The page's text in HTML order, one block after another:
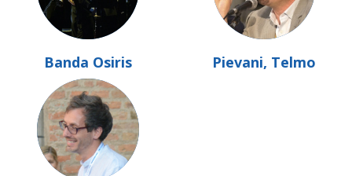
Banda Osiris Pievani, Telmo